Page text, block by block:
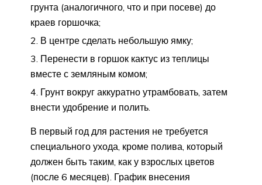
грунта (аналогичного, что и при посеве) до
краев горшочка;
В центре сделать небольшую ямку;
Перенести в горшок кактус из теплицы
вместе с земляным комом;
Грунт вокруг аккуратно утрамбовать, затем
внести удобрение и полить.
В первый год для растения не требуется
специального ухода, кроме полива, который
должен быть таким, как у взрослых цветов
(после 6 месяцев). График внесения